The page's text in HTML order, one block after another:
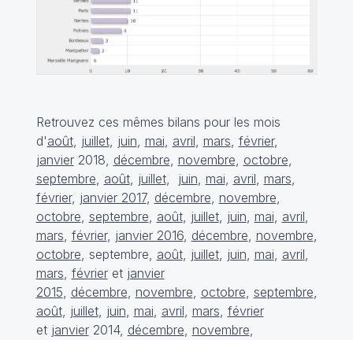
Retrouvez ces mêmes bilans pour les mois
d'août, juillet, juin, mai, avril, mars, février,
janvier2018, décembre, novembre, octobre,
septembre, août, juillet, juin, mai, avril, mars,
février, janvier 2017, décembre, novembre,
octobre, septembre, août, juillet, juin, mai, avril,
mars, février, janvier 2016, décembre, novembre,
octobre, septembre, août, juillet, juin, mai, avril,
mars, févrieret janvier
2015, décembre, novembre, octobre, septembre,
août, juillet, juin, mai, avril, mars, février
et janvier2014, décembre, novembre,